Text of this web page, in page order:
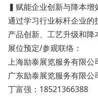
▍赋能企业创新与降本增
通过学习行业标杆企业
产品创新、工艺升级和降
展位预定/参观联络：
上海励泰展览服务有限公
广东励泰展览服务有限公
丁富强：18521366388